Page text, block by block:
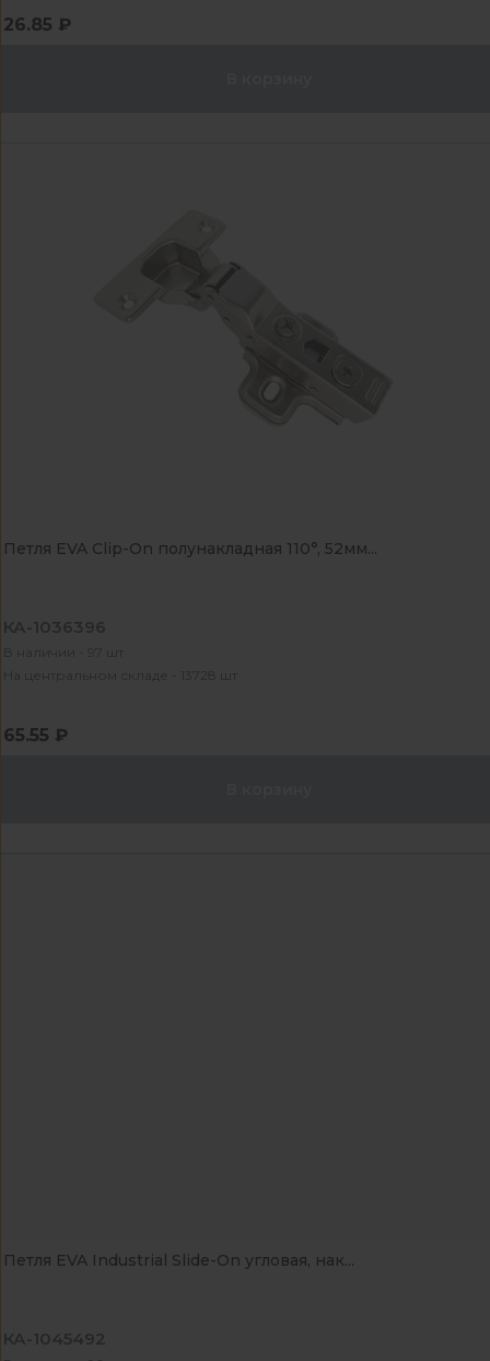
26.85 ₽
Петля EVA Clip-On полунакладная 110°, 52мм...
КА-1036396
В наличии - 97 шт
На центральном складе - 13728 шт
65.55 ₽
Петля EVA Industrial Slide-On угловая, нак...
КА-1045492